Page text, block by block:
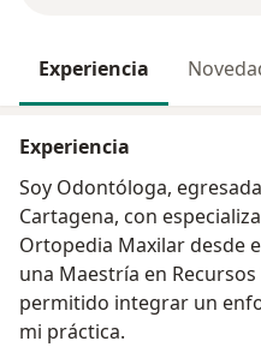
Experiencia
Experiencia
Soy Odontóloga,
Cartagena, con
Ortopedia Maxilar desde
una Maestría en
permitido integrar un
mi práctica.